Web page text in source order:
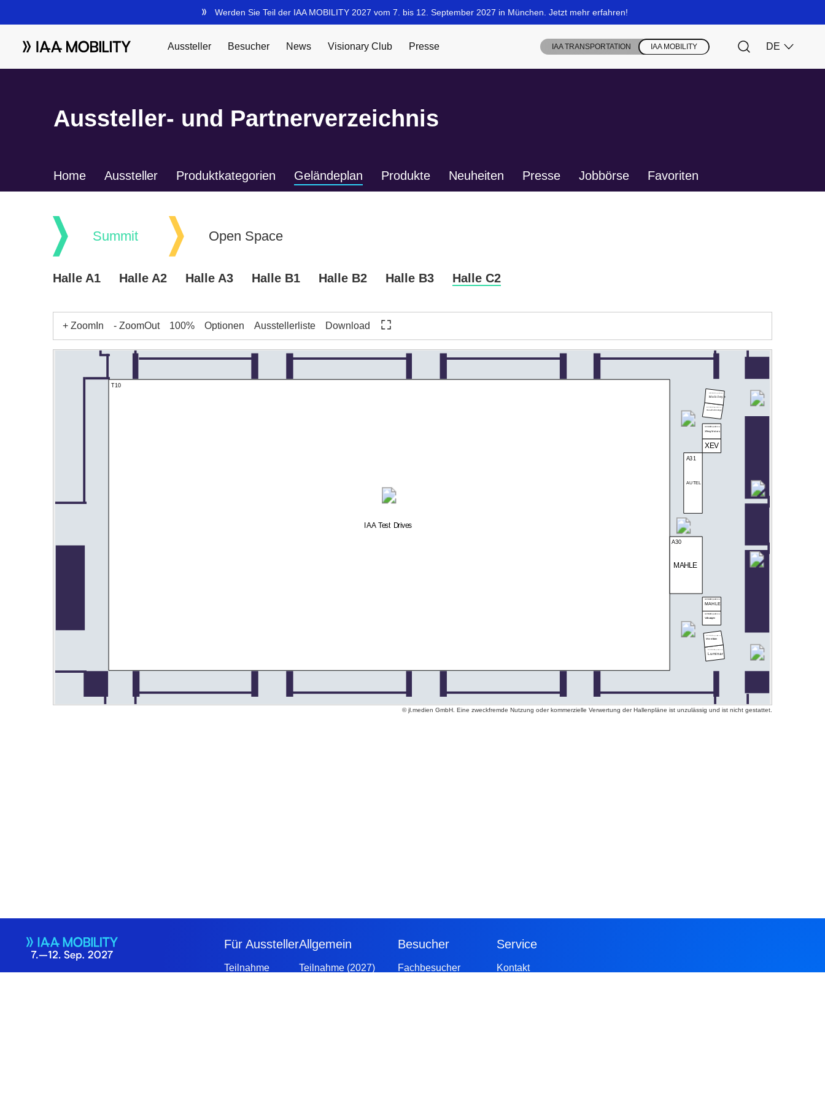
Aussteller- und Partnerverzeichnis
Home Aussteller Produktkategorien Geländeplan Produkte Neuheiten Presse Jobbörse Favoriten
Summit Open Space
Halle A1 Halle A2 Halle A3 Halle B1 Halle B2 Halle B3 Halle C2
+ ZoomIn - ZoomOut 100% Optionen Ausstellerliste Download
T10
IAA Test Drives
A10 IAA Experience
Luminar
A11 IAA Experience
MicroVision
A20 IAA Experience
Volkswagen
A21 IAA Experience
MAHLE
A30
MAHLE
A31
AUTEL
XEV
A41 IAA Experience
XPeng Motors
A50 IAA Experience
Hesai Technology
A51 IAA Experience
Mobileye
© jl.medien GmbH. Eine zweckfremde Nutzung oder kommerzielle Verwertung der Hallenpläne ist unzulässig und ist nicht gestattet.